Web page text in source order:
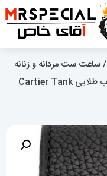
/ ساعت ست مردانه و زنانه
کارتیه تانک بند چرم مشکی صفحه سفید قاب طلایی Cartier Tank